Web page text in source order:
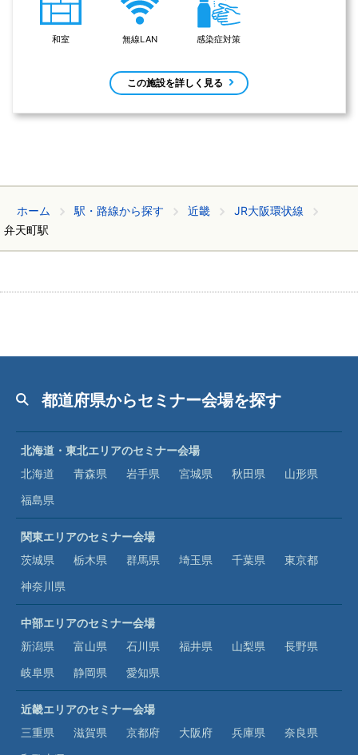
和室 無線LAN 感染症対策
この施設を詳しく見る
ホーム 駅・路線から探す 近畿
JR大阪環状線
弁天町駅
都道府県からセミナー会場を探す
北海道・東北エリアのセミナー会場
北海道
青森県 岩手県 宮城県 秋田県
山形県
福島県
関東エリアのセミナー会場
茨城県
栃木県 群馬県 埼玉県 千葉県
東京都
神奈川県
中部エリアのセミナー会場
新潟県
富山県 石川県 福井県 山梨県
長野県
岐阜県
静岡県 愛知県
近畿エリアのセミナー会場
三重県
滋賀県 京都府 大阪府 兵庫県
奈良県